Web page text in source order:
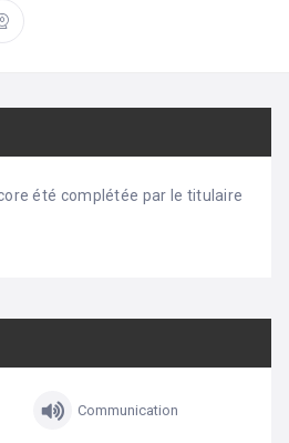
été complétée par le titulaire
Communication